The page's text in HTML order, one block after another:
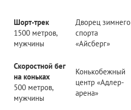
Шорт-трек
1500 метров,
мужчины
Дворец зимнего
спорта
«Айсберг»
Скоростной бег
на коньках
500 метров,
мужчины
Конькобежный
центр «Адлер-
арена»